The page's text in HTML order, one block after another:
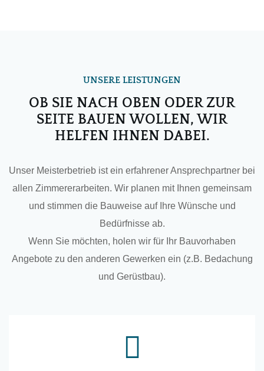
UNSERE LEISTUNGEN
OB SIE NACH OBEN ODER ZUR
SEITE BAUEN WOLLEN, WIR
HELFEN IHNEN DABEI.
Unser Meisterbetrieb ist ein erfahrener Ansprechpartner bei
allen Zimmererarbeiten. Wir planen mit Ihnen gemeinsam
und stimmen die Bauweise auf Ihre Wünsche und
Bedürfnisse ab.
Wenn Sie möchten, holen wir für Ihr Bauvorhaben
Angebote zu den anderen Gewerken ein (z.B. Bedachung
und Gerüstbau).